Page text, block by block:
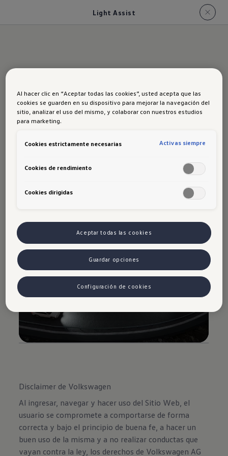
Light Assist
Iluminación
inteligente para una
conducción segura
Assist ajusta automáticamente la luz
deslumbrar a otros. ¡Conduce con
momento!​
Disclaimer de Volkswagen
Al ingresar, navegar y hacer uso del Sitio Web, el
usuario se compromete a comportarse de forma
correcta y bajo el principio de buena fe, a hacer un
buen uso de la misma y a no realizar conductas que
vayan contra la ley, los derechos de Volkswagen AG
Al hacer clic en “Aceptar todas las cookies”, usted acepta que las
cookies se guarden en su dispositivo para mejorar la navegación del
sitio, analizar el uso del mismo, y colaborar con nuestros estudios
para marketing.
Cookies estrictamente necesarias Activas siempre
Cookies de rendimiento
Cookies dirigidas
Aceptar todas las cookies
Guardar opciones
Configuración de cookies